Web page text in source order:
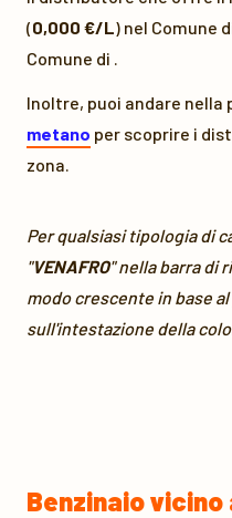
(0,000 €/L) nel Comune
Comune di .
Inoltre, puoi andare nella
metano per scoprire i
zona.
Per qualsiasi tipologia di
"VENAFRO" nella barra di
modo crescente in base
sull'intestazione della
Benzinaio vicino